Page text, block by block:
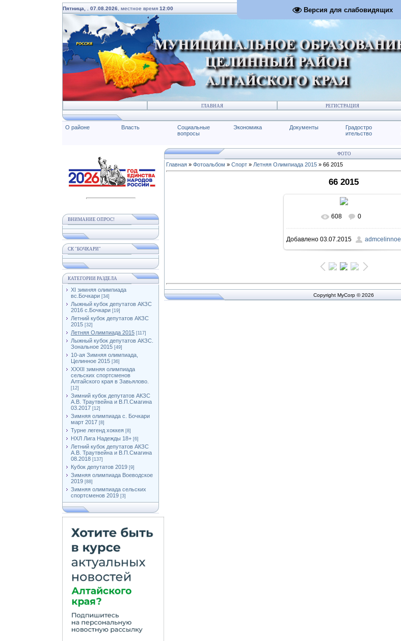
Версия для слабовидящих
Пятница, 07.08.2026 , местное время 12:00
ГЛАВНАЯ РЕГИСТРАЦИЯ
О районе Власть
Социальные
вопросы
Экономика Документы
Градостро
ительство
ВНИМАНИЕ ОПРОС!
СК "БОЧКАРИ"
КАТЕГОРИИ РАЗДЕЛА
XI зимняя олимпиада
вс.Бочкари [34]
Лыжный кубок депутатов АКЗС
2016 с.Бочкари [19]
Летний кубок депутатов АКЗС
2015 [32]
Летняя Олимпиада 2015 [117]
Лыжный кубок депутатов АКЗС.
Зональное 2015 [49]
10-ая Зимняя олимпиада,
Целинное 2015 [36]
XXXII зимняя олимпиада
сельских спортсменов
Алтайского края в Завьялово.
[12]
Зимний кубок депутатов АКЗС
А.В. Траутвейна и В.П.Смагина
03.2017 [12]
Зимняя олимпиада с. Бочкари
март 2017 [8]
Турне легенд хоккея [8]
НХЛ Лига Надежды 18+ [6]
Летний кубок депутатов АКЗС
А.В. Траутвейна и В.П.Смагина
08.2018 [137]
Кубок депутатов 2019 [9]
Зимняя олимпиада Воеводское
2019 [88]
Зимняя олимпиада сельских
спортсменов 2019 [3]
ФОТО
Главная » Фотоальбом » Спорт » Летняя Олимпиада 2015 » 66 2015
66 2015
В реальном размере
165.1Kb
608 0
Добавлено 03.07.2015 admcelinnoe
Copyright MyCorp © 2026